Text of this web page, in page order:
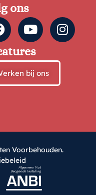
ons
bij ons
Voorbehouden.